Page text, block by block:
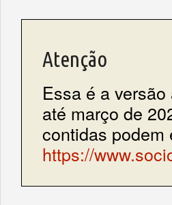
Atenção
Essa é a
até março de
contidas
https://